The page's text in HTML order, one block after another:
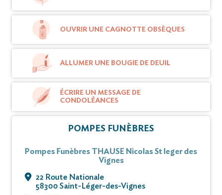
Vous pouvez déposer vos messages de
OUVRIR UNE CAGNOTTE OBSÈQUES
ALLUMER UNE BOUGIE DE DEUIL
ÉCRIRE UN MESSAGE DE
CONDOLÉANCES
POMPES FUNÈBRES
Pompes Funèbres THAUSE Nicolas St leger des
Vignes
22 Route Nationale
58300 Saint-Léger-des-Vignes